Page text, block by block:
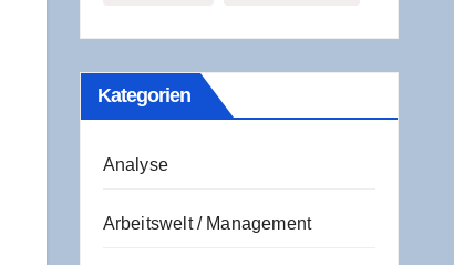
Kate­go­rien
Analyse
Arbeitswelt / Management